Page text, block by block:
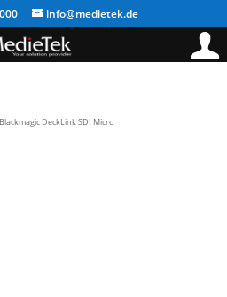
info@medietek.de
DeckLink SDI Micro